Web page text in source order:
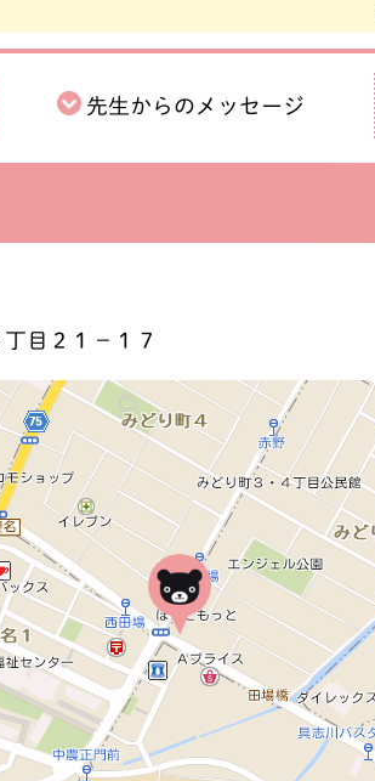
先生からの メッセージ
目２１－１７
地図を見る